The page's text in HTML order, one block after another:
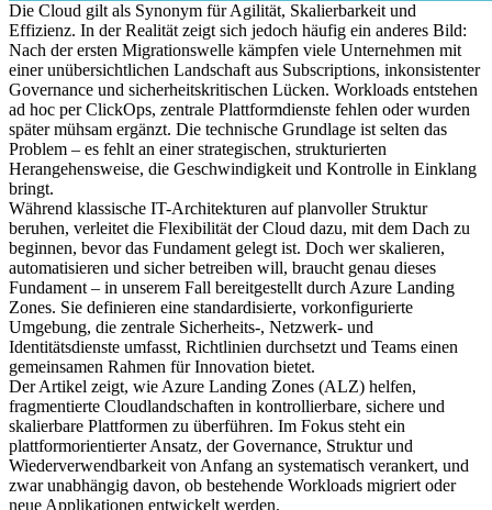
Die Cloud gilt als Synonym für Agilität, Skalierbarkeit und
Effizienz. In der Realität zeigt sich jedoch häufig ein anderes Bild:
Nach der ersten Migrationswelle kämpfen viele Unternehmen mit
einer unübersichtlichen Landschaft aus Subscriptions, inkonsistenter
Governance und sicherheitskritischen Lücken. Workloads entstehen
ad hoc per ClickOps, zentrale Plattformdienste fehlen oder wurden
später mühsam ergänzt. Die technische Grundlage ist selten das
Problem – es fehlt an einer strategischen, strukturierten
Herangehensweise, die Geschwindigkeit und Kontrolle in Einklang
bringt.
Während klassische IT-Architekturen auf planvoller Struktur
beruhen, verleitet die Flexibilität der Cloud dazu, mit dem Dach zu
beginnen, bevor das Fundament gelegt ist. Doch wer skalieren,
automatisieren und sicher betreiben will, braucht genau dieses
Fundament – in unserem Fall bereitgestellt durch Azure Landing
Zones. Sie definieren eine standardisierte, vorkonfigurierte
Umgebung, die zentrale Sicherheits-, Netzwerk- und
Identitätsdienste umfasst, Richtlinien durchsetzt und Teams einen
gemeinsamen Rahmen für Innovation bietet.
Der Artikel zeigt, wie Azure Landing Zones (ALZ) helfen,
fragmentierte Cloudlandschaften in kontrollierbare, sichere und
skalierbare Plattformen zu überführen. Im Fokus steht ein
plattformorientierter Ansatz, der Governance, Struktur und
Wiederverwendbarkeit von Anfang an systematisch verankert, und
zwar unabhängig davon, ob bestehende Workloads migriert oder
neue Applikationen entwickelt werden.